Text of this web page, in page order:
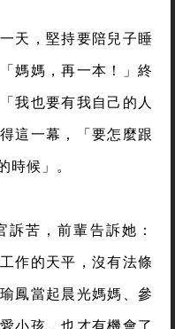
天，堅持要陪兒子睡
媽媽，再一本！」終
我也要有我自己的人
這一幕，「要怎麼跟
候」。
苦，前輩告訴她：
作的天平，沒有法條
鳳當起晨光媽媽、參